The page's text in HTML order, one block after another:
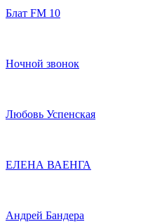
Блат FM 10
Ночной звонок
Любовь Успенская
ЕЛЕНА ВАЕНГА
Андрей Бандера